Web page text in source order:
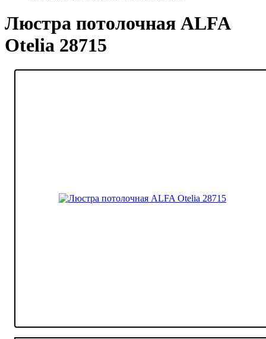
Люстра потолочная ALFA
Otelia 28715